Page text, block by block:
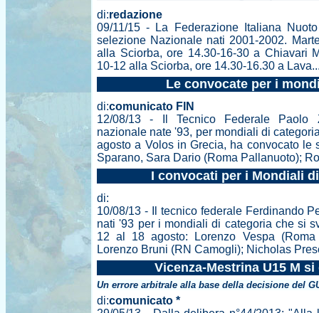
di:redazione
09/11/15 - La Federazione Italiana
selezione Nazionale nati 2001-2002.
alla Sciorba, ore 14.30-16-30 a Chiavari
10-12 alla Sciorba, ore 14.30-16.30 a
Le convocate per i
di:comunicato FIN
12/08/13 - Il Tecnico Federale Paolo
nazionale nate '93, per mondiali di
agosto a Volos in Grecia, ha convocato le
Sparano, Sara Dario (Roma Pallanuoto);
I convocati per i Mondiali
di:
10/08/13 - Il tecnico federale Ferdinando
nati '93 per i mondiali di categoria che si
12 al 18 agosto: Lorenzo Vespa
Lorenzo Bruni (RN Camogli); Nicholas
Vicenza-Mestrina U15 M
Un errore arbitrale alla base della decisione del
di:comunicato *